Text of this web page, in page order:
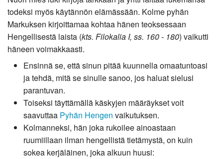
todeksi myös käytännön elämässään. Kolme pyhän
Markuksen kirjoittamaa kohtaa hänen teoksessaan
Hengellisestä laista (kts. Filokalia I, ss. 160 - 180) vaikutti
häneen voimakkaasti.
Ensinnä se, että sinun pitää kuunnella omaatuntoasi
ja tehdä, mitä se sinulle sanoo, jos haluat sielusi
parantuvan.
Toiseksi täyttämällä käskyjen määräykset voit
saavuttaa Pyhän Hengen vaikutuksen.
Kolmanneksi, hän joka rukoilee ainoastaan
ruumiillaan ilman hengellistä tietämystä, on kuin
sokea kerjäläinen, joka alkuun huusi: